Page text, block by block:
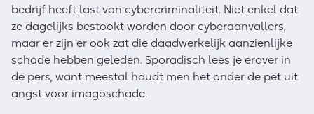
bedrijf heeft last van cybercriminaliteit. Niet enkel dat
ze dagelijks bestookt worden door cyberaanvallers,
maar er zijn er ook zat die daadwerkelijk aanzienlijke
schade hebben geleden. Sporadisch lees je erover in
de pers, want meestal houdt men het onder de pet uit
angst voor imagoschade.